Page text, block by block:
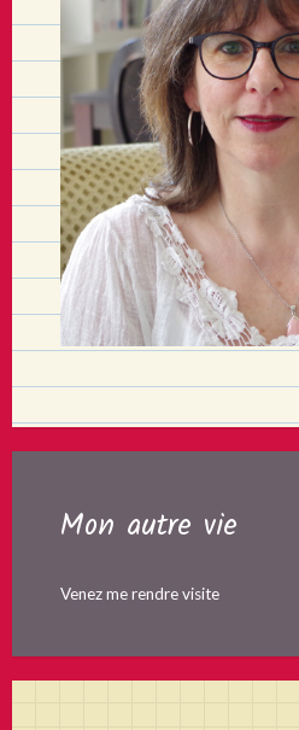
Mon autre vie
Venez me rendre visite